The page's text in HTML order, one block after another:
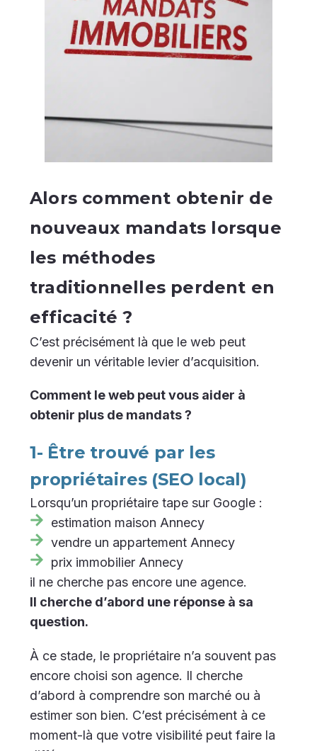
Alors comment obtenir de
nouveaux mandats lorsque
les méthodes
traditionnelles perdent en
efficacité ?
C’est précisément là que le web peut
devenir un véritable levier d’acquisition.
Comment le web peut vous aider à
obtenir plus de mandats ?
1- Être trouvé par les
propriétaires (SEO local)
Lorsqu’un propriétaire tape sur Google :
estimation maison Annecy
vendre un appartement Annecy
prix immobilier Annecy
il ne cherche pas encore une agence.
Il cherche d’abord une réponse à sa
question.
À ce stade, le propriétaire n’a souvent pas
encore choisi son agence. Il cherche
d’abord à comprendre son marché ou à
estimer son bien. C’est précisément à ce
moment-là que votre visibilité peut faire la